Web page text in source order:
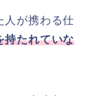
人が携わる仕
持たれていな